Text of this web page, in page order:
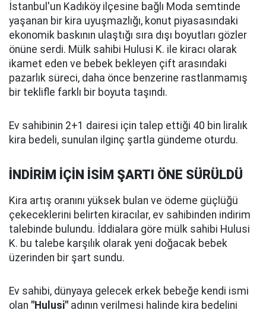
İstanbul'un Kadıköy ilçesine bağlı Moda semtinde
yaşanan bir kira uyuşmazlığı, konut piyasasındaki
ekonomik baskının ulaştığı sıra dışı boyutları gözler
önüne serdi. Mülk sahibi Hulusi K. ile kiracı olarak
ikamet eden ve bebek bekleyen çift arasındaki
pazarlık süreci, daha önce benzerine rastlanmamış
bir teklifle farklı bir boyuta taşındı.
Ev sahibinin 2+1 dairesi için talep ettiği 40 bin liralık
kira bedeli, sunulan ilginç şartla gündeme oturdu.
İNDİRİM İÇİN İSİM ŞARTI ÖNE SÜRÜLDÜ
Kira artış oranını yüksek bulan ve ödeme güçlüğü
çekeceklerini belirten kiracılar, ev sahibinden indirim
talebinde bulundu. İddialara göre mülk sahibi Hulusi
K. bu talebe karşılık olarak yeni doğacak bebek
üzerinden bir şart sundu.
Ev sahibi, dünyaya gelecek erkek bebeğe kendi ismi
olan "Hulusi" adının verilmesi halinde kira bedelini